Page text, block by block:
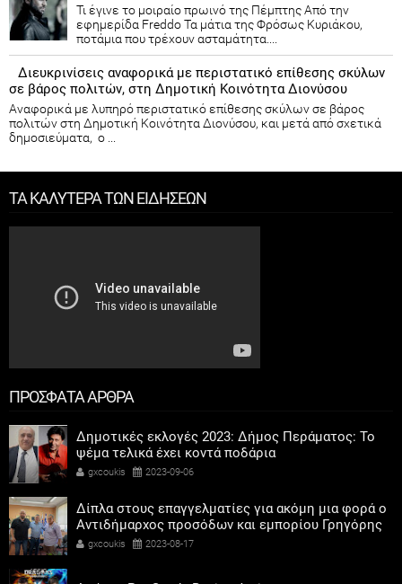
Τι έγινε το μοιραίο πρωινό της Πέμπτης Από την
εφημερίδα Freddo Τα μάτια της Φρόσως Κυριάκου,
ποτάμια που τρέχουν ασταμάτητα....
Διευκρινίσεις αναφορικά με περιστατικό επίθεσης σκύλων
σε βάρος πολιτών, στη Δημοτική Κοινότητα Διονύσου
Αναφορικά με λυπηρό περιστατικό επίθεσης σκύλων σε βάρος
πολιτών στη Δημοτική Κοινότητα Διονύσου, και μετά από σχετικά
δημοσιεύματα, ο ...
ΤΑ ΚΑΛΥΤΕΡΑ ΤΩΝ ΕΙΔΗΣΕΩΝ
ΠΡΟΣΦΑΤΑ ΑΡΘΡΑ
Δημοτικές εκλογές 2023: Δήμος Περάματος: Το
ψέμα τελικά έχει κοντά ποδάρια
gxcoukis 2023-09-06
Δίπλα στους επαγγελματίες για ακόμη μια φορά ο
Αντιδήμαρχος προσόδων και εμπορίου Γρηγόρης
Καψοκόλης
gxcoukis 2023-08-17